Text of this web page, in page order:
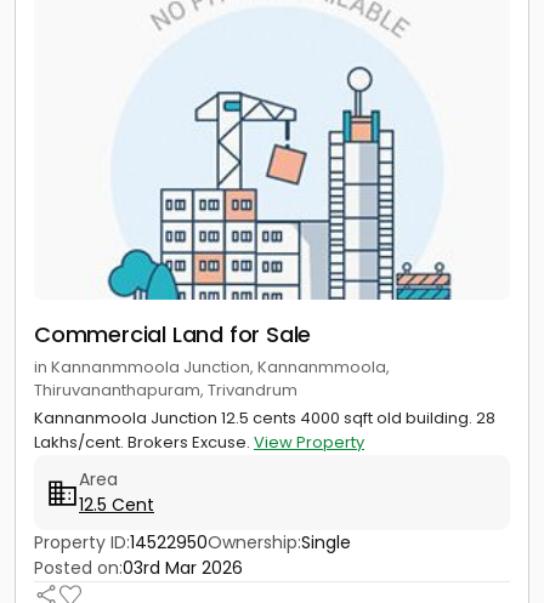
Commercial Land for Sale
in Kannanmmoola Junction, Kannanmmoola,
Thiruvananthapuram, Trivandrum
Kannanmoola Junction 12.5 cents 4000 sqft old building. 28
Lakhs/cent. Brokers Excuse. View Property
Area
12.5 Cent
Property ID:14522950Ownership:Single
Posted on:03rd Mar 2026